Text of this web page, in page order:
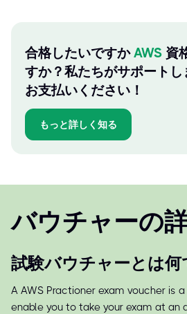
合格したいですか AWS 資
すか？私たちがサポート
お支払いください！
もっと詳しく知る
バウチャーの
試験バウチャーとは何
A AWS Practioner exam voucher is
enable you to take your exam at an